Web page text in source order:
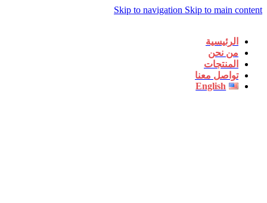
Skip to navigation Skip to main content
الرئيسية
من نحن
المنتجات
تواصل معنا
English